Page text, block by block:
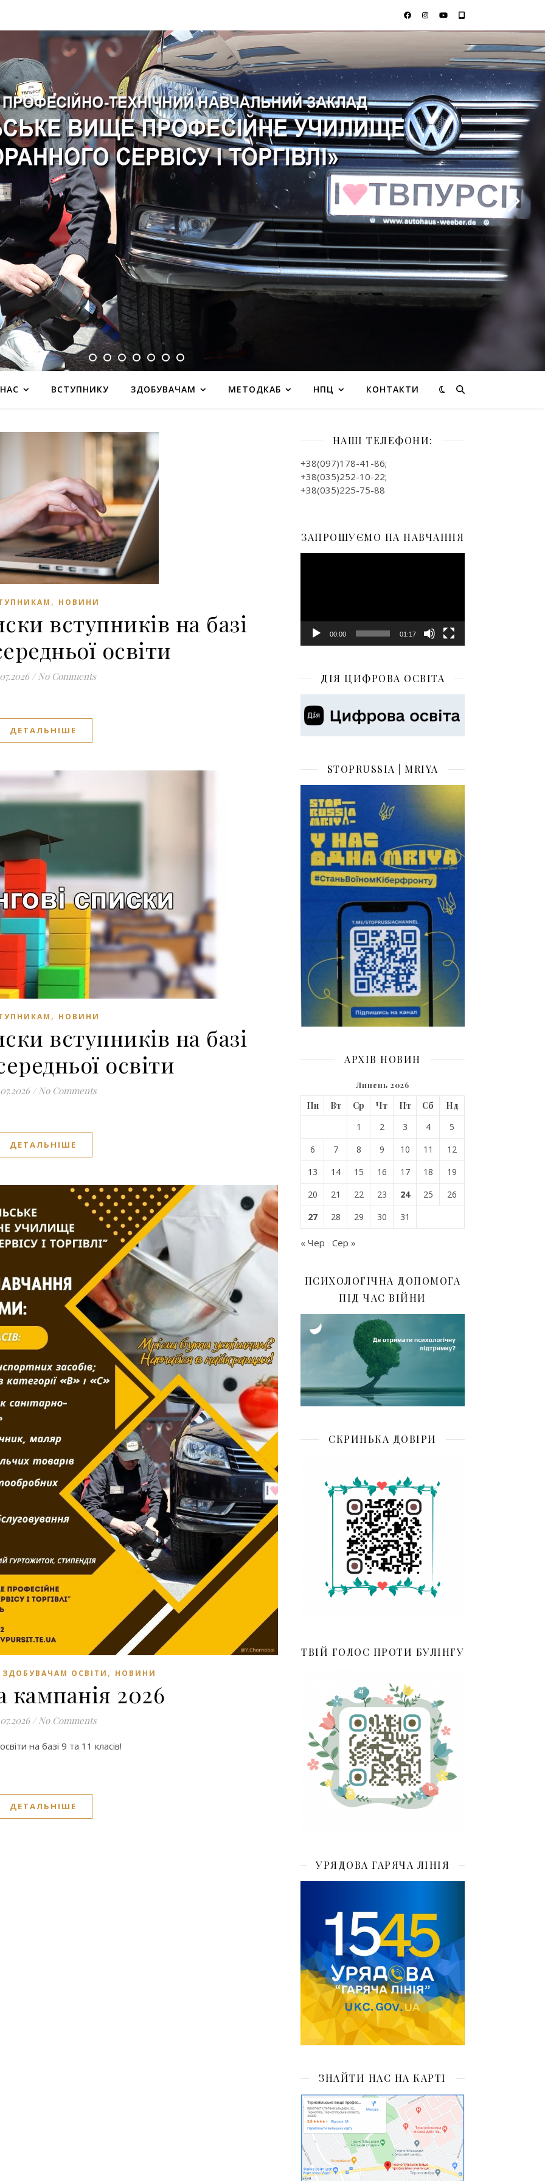
ВСТУПНИКУ ЗДОБУВАЧАМ МЕТОДКАБ НПЦ КОНТАКТИ
, НОВИНИ
вступників на базі
освіти
/ No Comments
ДЕТАЛЬНІШЕ
, НОВИНИ
вступників на базі
освіти
/ No Comments
ДЕТАЛЬНІШЕ
ЗДОБУВАЧАМ ОСВІТИ , НОВИНИ
кампанія 2026
/ No Comments
на базі 9 та 11 класів!
ДЕТАЛЬНІШЕ
НАШІ ТЕЛЕФОНИ:
+38(097)178-41-86;
+38(035)252-10-22;
+38(035)225-75-88
ЗАПРОШУЄМО НА НАВЧАННЯ
00:00 01:17
ДІЯ ЦИФРОВА ОСВІТА
STOPRUSSIA | MRIYA
АРХІВ НОВИН
Липень 2026
Пн Вт Ср Чт Пт Сб
Нд
1
2 3 4
5
6
7 8 9 10 11
12
13
14 15 16 17 18
19
20
21 22 23 24 25
26
27
28 29 30 31
« Чер Сер »
ПСИХОЛОГІЧНА ДОПОМОГА
ПІД ЧАС ВІЙНИ
СКРИНЬКА ДОВІРИ
ТВІЙ ГОЛОС ПРОТИ БУЛІНГУ
УРЯДОВА ГАРЯЧА ЛІНІЯ
ЗНАЙТИ НАС НА КАРТІ